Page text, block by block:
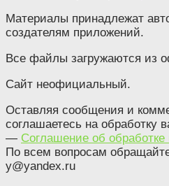
Материалы принадлежат
создателям приложений.
Все файлы загружаются из
Сайт неофициальный.
Оставляя сообщения и
соглашаетесь на обработку
— Соглашение об
По всем вопросам
y@yandex.ru